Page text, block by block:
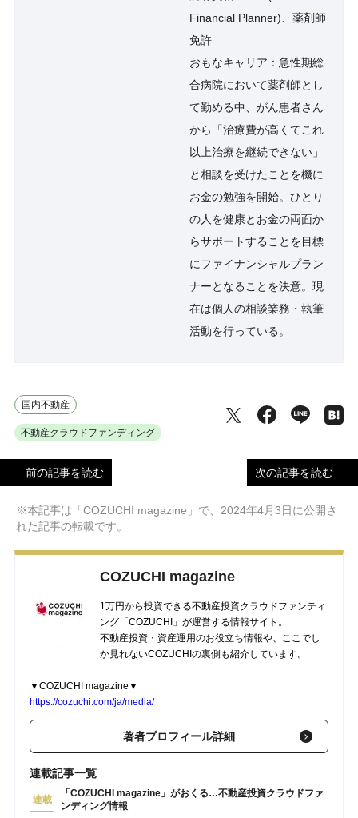
Financial Planner)、薬剤師
免許
おもなキャリア：急性期総
合病院において薬剤師とし
て勤める中、がん患者さん
から「治療費が高くてこれ
以上治療を継続できない」
と相談を受けたことを機に
お金の勉強を開始。ひとり
の人を健康とお金の両面か
らサポートすることを目標
にファイナンシャルプラン
ナーとなることを決意。現
在は個人の相談業務・執筆
活動を行っている。
国内不動産
不動産クラウドファンディング
前の記事を読む 次の記事を読む
※本記事は「COZUCHI magazine」で、2024年4月3日に公開さ
れた記事の転載です。
COZUCHI magazine
1万円から投資できる不動産投資クラウドファンティ
ング「COZUCHI」が運営する情報サイト。
不動産投資・資産運用のお役立ち情報や、ここでし
か見れないCOZUCHIの裏側も紹介しています。
▼COZUCHI magazine▼
https://cozuchi.com/ja/media/
著者プロフィール詳細
連載記事一覧
連載
「COZUCHI magazine」がおくる…不動産投資クラウドファ
ンディング情報